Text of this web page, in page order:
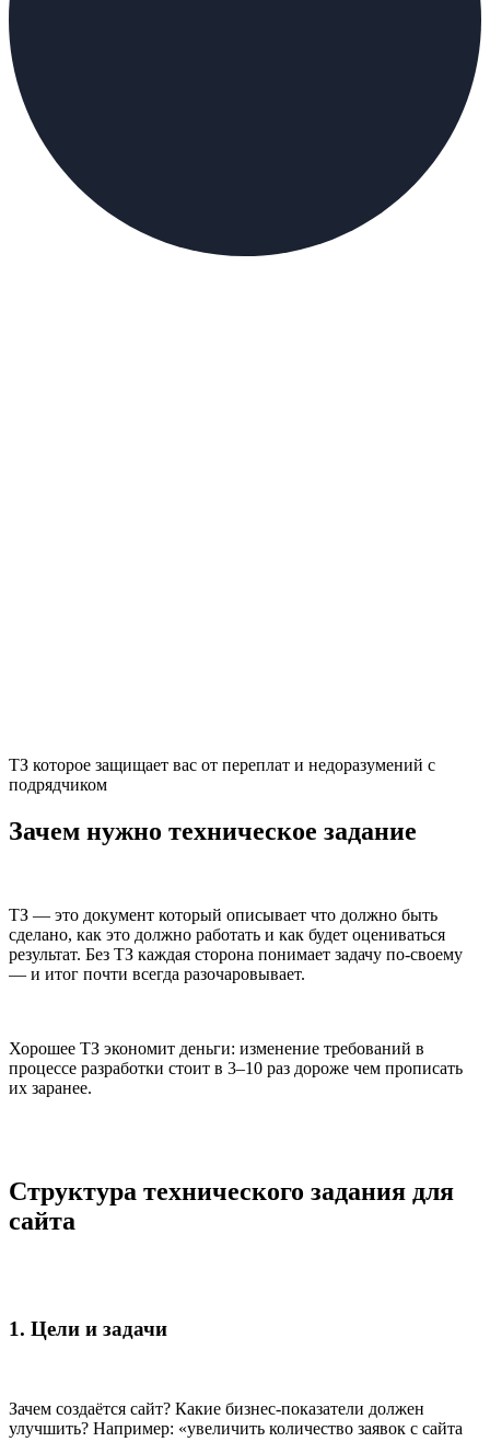
ТЗ которое защищает вас от переплат и недоразумений с
подрядчиком
Зачем нужно техническое задание
ТЗ — это документ который описывает что должно быть
сделано, как это должно работать и как будет оцениваться
результат. Без ТЗ каждая сторона понимает задачу по-своему
— и итог почти всегда разочаровывает.
Хорошее ТЗ экономит деньги: изменение требований в
процессе разработки стоит в 3–10 раз дороже чем прописать
их заранее.
Структура технического задания для
сайта
1. Цели и задачи
Зачем создаётся сайт? Какие бизнес-показатели должен
улучшить? Например: «увеличить количество заявок с сайта